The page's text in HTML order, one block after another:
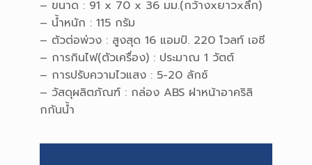
– ขนาด : 91 x 70 x 36 มม.(กว้างxยาวxลึก)
– น้ำหนัก : 115 กรัม
– ตัวต่อพ่วง : สูงสุด 16 แอมป์. 220 โวลท์ เอซี
– การกินไฟ(ตัวเครื่อง) : ประมาณ 1 วัตต์
– การปรับความไวแสง : 5-20 ลักซ์
– วัสดุผลิตภัณฑ์ : กล่อง ABS ฝาหน้าอาคริลิ
กกันน้ำ